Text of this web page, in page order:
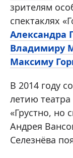
зрителям
спектаклях
Александра
Владимиру
Максиму
В 2014 году
летию
«Грустно, но
Андрея
Селезнёва